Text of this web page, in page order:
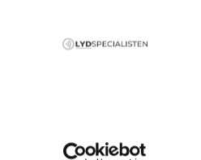
Danmark
Global